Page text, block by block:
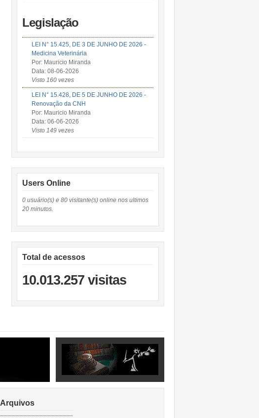
Legislação
LEI N° 15.425, DE 3 DE JUNHO DE 2026 -
Medicina Veterinária
Por: Mauricio Miranda
Data: 08-06-2026
Visto 160 vezes
LEI N° 15.428, DE 5 DE JUNHO DE 2026 -
Renovação da CNH
Por: Mauricio Miranda
Data: 06-06-2026
Visto 149 vezes
Users Online
0 usuário(s) e 80 visitante(s) online nos ultimos
20 minutos.
Total de acessos
10.013.257 visitas
Arquivos